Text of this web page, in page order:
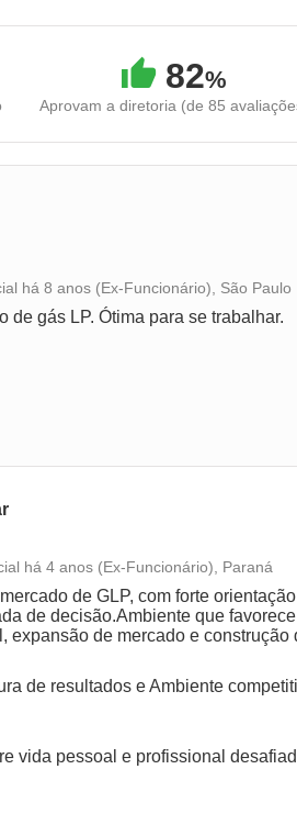
82%
Aprovam a diretoria (de 85
Conciliação com a vida familiar
há 8 anos (Ex-Funcionário), São Paulo
de gás LP. Ótima para se trabalhar.
Conciliação com a vida familiar
Benefícios
há 4 anos (Ex-Funcionário), Paraná
de GLP, com forte
de decisão.Ambiente que
expansão de mercado e construção
de resultados e Ambiente
vida pessoal e profissional